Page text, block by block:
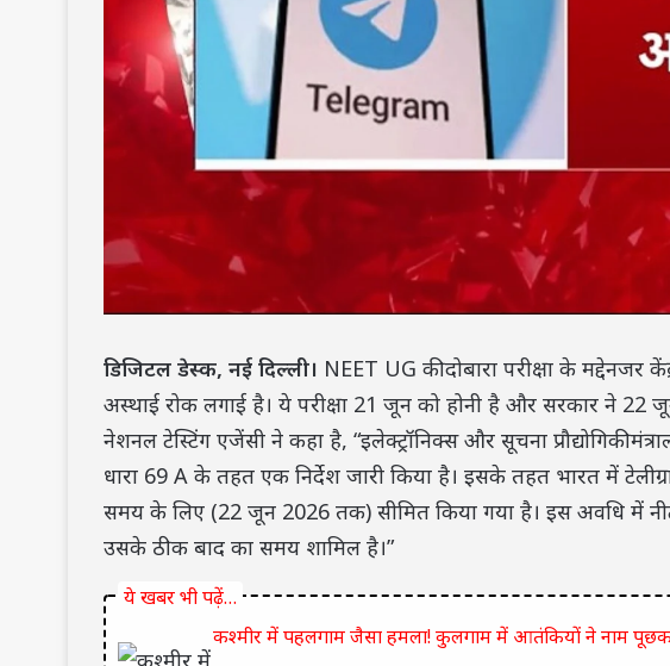
डिजिटल डेस्क, नई दिल्ली। NEET UG की दोबारा परीक्षा के
अस्थाई रोक लगाई है। ये परीक्षा 21 जून को होनी है और सरकार ने 22
नेशनल टेस्टिंग एजेंसी ने कहा है, “इलेक्ट्रॉनिक्स और सूचना प्रौद्योगिकी
धारा 69 A के तहत एक निर्देश जारी किया है। इसके तहत भारत में
समय के लिए (22 जून 2026 तक) सीमित किया गया है। इस अवधि में नीट
उसके ठीक बाद का समय शामिल है।”
ये खबर भी पढ़ें…
कश्‍मीर में पहलगाम जैसा हमला! कुलगाम में आतंकियों ने नाम